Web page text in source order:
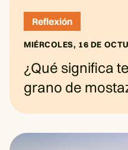
Reflexión
MIÉRCOLES, 16 DE
¿Qué significa
grano de